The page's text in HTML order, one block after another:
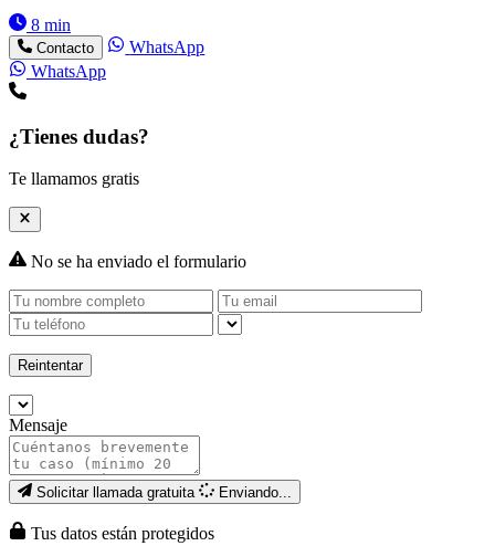
8 min
Contacto
WhatsApp
WhatsApp
¿Tienes dudas?
Te llamamos gratis
No se ha enviado el formulario
Reintentar
Mensaje
Solicitar llamada gratuita Enviando...
Tus datos están protegidos